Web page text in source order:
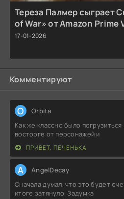
Тереза Палмер сыграет
of War» от Amazon Prime
17-01-2026
Комментируют
O Orbita
Как же классно было
восторге от персонажей и
ПРИВЕТ, ПЕЧЕНЬКА
A AngelDecay
Сначала думал, что это будет
итоге затянуло. Задумка